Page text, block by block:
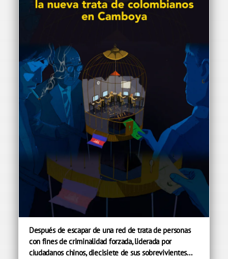
Después de escapar de una red de trata de personas
con fines de criminalidad forzada, liderada por
ciudadanos chinos, diecisiete de sus sobrevivientes...